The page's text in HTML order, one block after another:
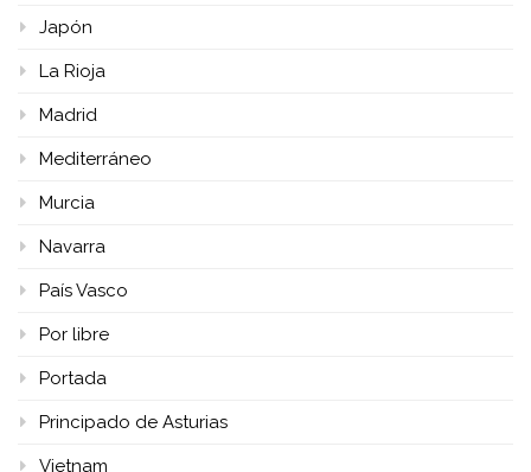
Japón
La Rioja
Madrid
Mediterráneo
Murcia
Navarra
País Vasco
Por libre
Portada
Principado de Asturias
Vietnam